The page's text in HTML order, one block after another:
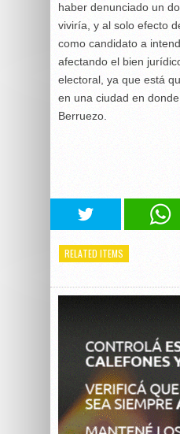
haber denunciado un
viviría, y al solo efecto
como candidato a
afectando el bien
electoral, ya que está
en una ciudad en
Berruezo.
RELATED ITEMS